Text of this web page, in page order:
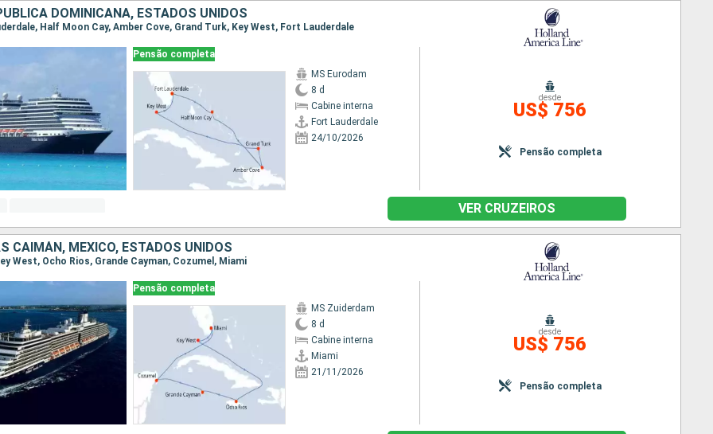
DOMINICANA, ESTADOS UNIDOS
Half Moon Cay, Amber Cove, Grand Turk, Key West, Fort Lauderdale
Pensão completa
MS Eurodam
8 d
Cabine interna
Fort Lauderdale
24/10/2026
desde
US$ 756
Pensão completa
VER CRUZEIROS
CAIMÁN, MÉXICO, ESTADOS UNIDOS
West, Ocho Rios, Grande Cayman, Cozumel, Miami
Pensão completa
MS Zuiderdam
8 d
Cabine interna
Miami
21/11/2026
desde
US$ 756
Pensão completa